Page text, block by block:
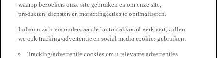
waarop bezoekers onze site gebruiken en om onze site,
producten, diensten en marketingacties te optimaliseren.
Indien u zich via onderstaande button akkoord verklaart, zullen
we ook tracking/advertentie en social media cookies gebruiken:
Tracking/advertentie cookies om u relevante advertenties